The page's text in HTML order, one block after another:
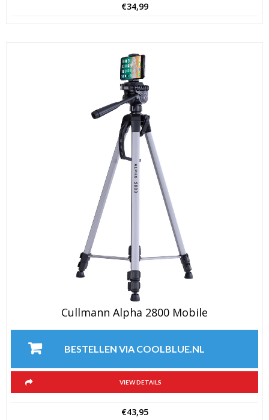
€34,99
Cullmann Alpha 2800 Mobile
BESTELLEN VIA COOLBLUE.NL
VIEW DETAILS
€43,95